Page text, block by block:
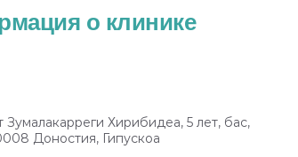
о клинике
Зумалакарреги Хирибидеа, 5 лет, бас,
Доностия, Гипускоа